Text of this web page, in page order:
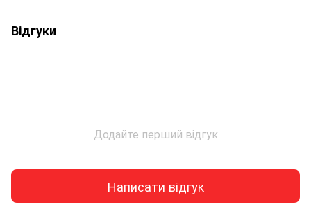
Відгуки
Додайте перший відгук
Написати відгук